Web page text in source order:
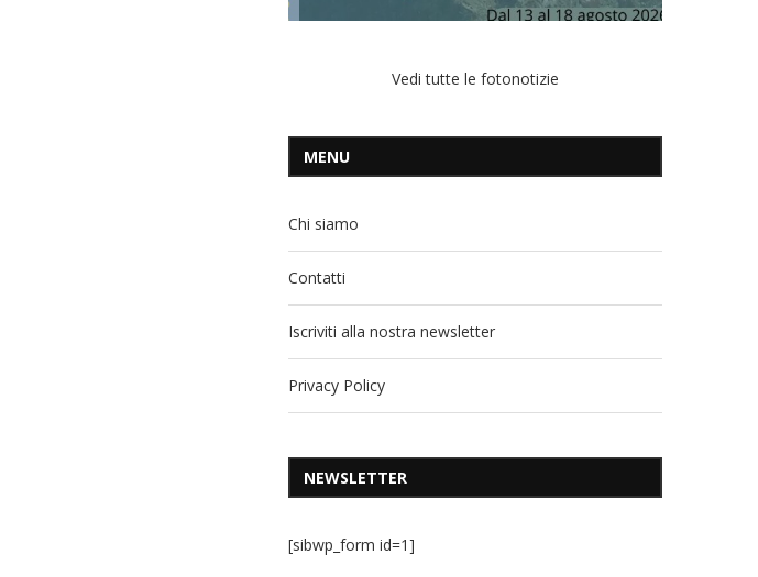
Vedi tutte le fotonotizie
MENU
Chi siamo
Contatti
Iscriviti alla nostra newsletter
Privacy Policy
NEWSLETTER
[sibwp_form id=1]